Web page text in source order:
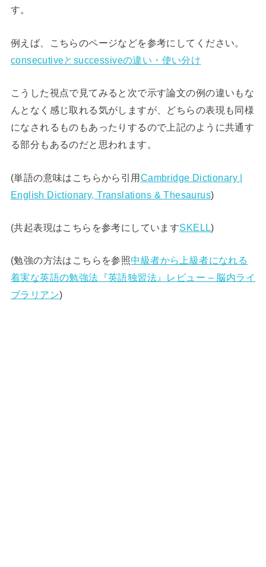
す。
例えば、こちらのページなどを参考にしてください。
consecutiveとsuccessiveの違い・使い分け
こうした視点で見てみると次で示す論文の例の違いもな
んとなく感じ取れる気がしますが、どちらの表現も同様
になされるものもあったりするので上記のように共通す
る部分もあるのだと思われます。
(単語の意味はこちらから引用Cambridge Dictionary |
English Dictionary, Translations & Thesaurus)
(共起表現はこちらを参考にしていますSKELL)
(勉強の方法はこちらを参照中級者から上級者になれる
着実な英語の勉強法『英語独習法』レビュー – 脳内ライ
ブラリアン)